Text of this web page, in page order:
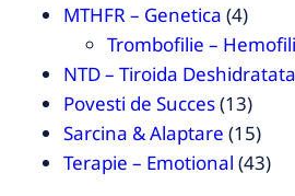
MTHFR – Genetica (4)
Trombofilie –
NTD – Tiroida Deshidratata
Povesti de Succes(13)
Sarcina & Alaptare (15)
Terapie – Emotional (43)